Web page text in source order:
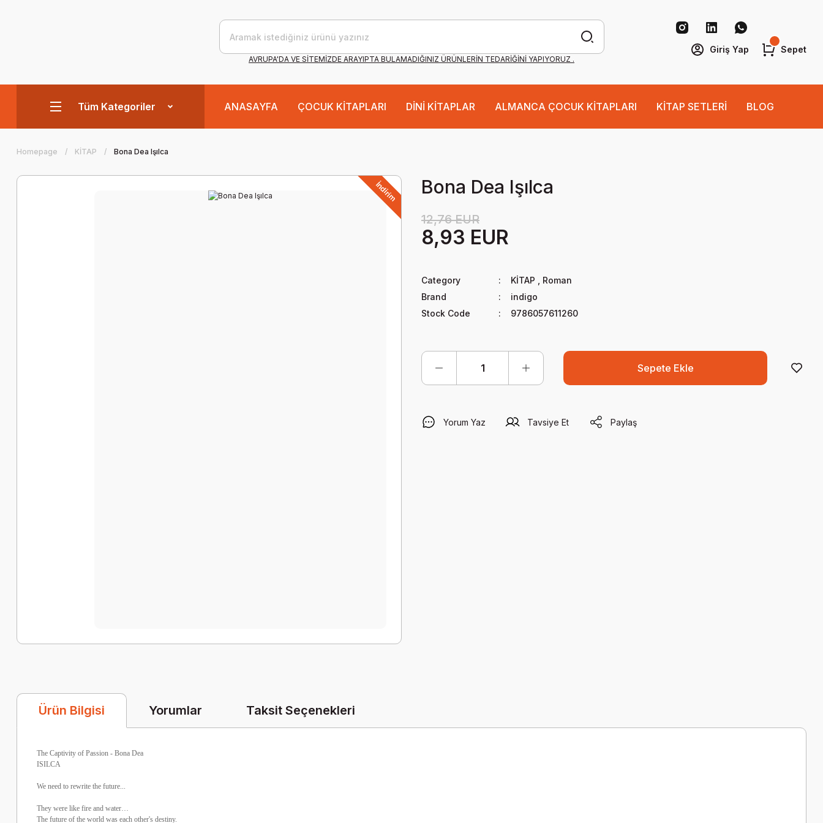
AVRUPA'DA VE SİTEMİZDE ARAYIPTA BULAMADIĞINIZ ÜRÜNLERİN TEDARİĞİNİ YAPIYORUZ .
Giriş Yap Sepet
Tüm Kategoriler ANASAYFA ÇOCUK KİTAPLARI DİNİ KİTAPLAR ALMANCA ÇOCUK KİTAPLARI KİTAP SETLERİ BLOG
Homepage KİTAP Bona Dea Işılca
İndirim Bona Dea Işılca
12,76 EUR
8,93 EUR
Category KİTAP
Roman
Brand
indigo
Stock Code
9786057611260
Sepete Ekle
Yorum Yaz Tavsiye Et Paylaş
Ürün Bilgisi Yorumlar Taksit Seçenekleri
The Captivity of Passion - Bona Dea
ISILCA
We need to rewrite the future...
They were like fire and water…
The future of the world was each other's destiny.